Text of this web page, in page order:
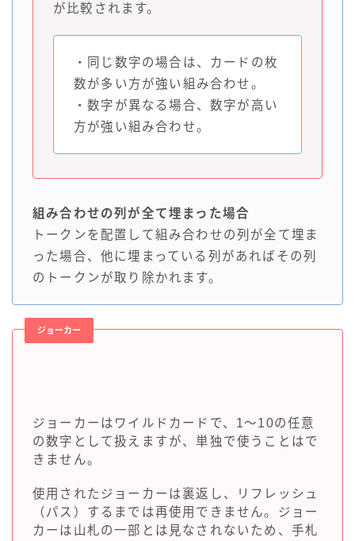
が比較されます。
・同じ数字の場合は、カードの枚
数が多い方が強い組み合わせ。
・数字が異なる場合、数字が高い
方が強い組み合わせ。
組み合わせの列が全て埋まった場合
トークンを配置して組み合わせの列が全て埋ま
った場合、他に埋まっている列があればその列
のトークンが取り除かれます。
ジョーカー
ジョーカーはワイルドカードで、1～10の任意
の数字として扱えますが、単独で使うことはで
きません。
使用されたジョーカーは裏返し、リフレッシュ
（パス）するまでは再使用できません。ジョー
カーは山札の一部とは見なされないため、手札